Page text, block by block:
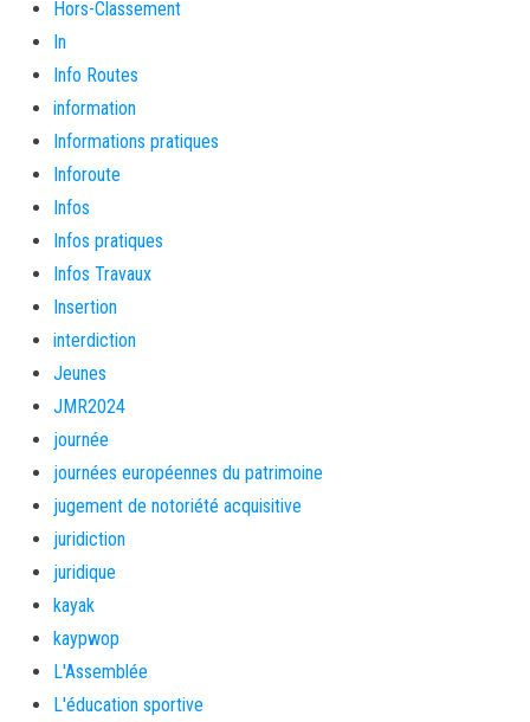
Hors-Classement
In
Info Routes
information
Informations pratiques
Inforoute
Infos
Infos pratiques
Infos Travaux
Insertion
interdiction
Jeunes
JMR2024
journée
journées européennes du patrimoine
jugement de notoriété acquisitive
juridiction
juridique
kayak
kaypwop
L'Assemblée
L'éducation sportive